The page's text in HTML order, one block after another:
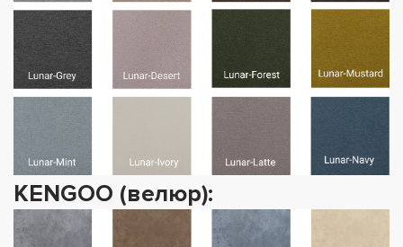
KENGOO (велюр):